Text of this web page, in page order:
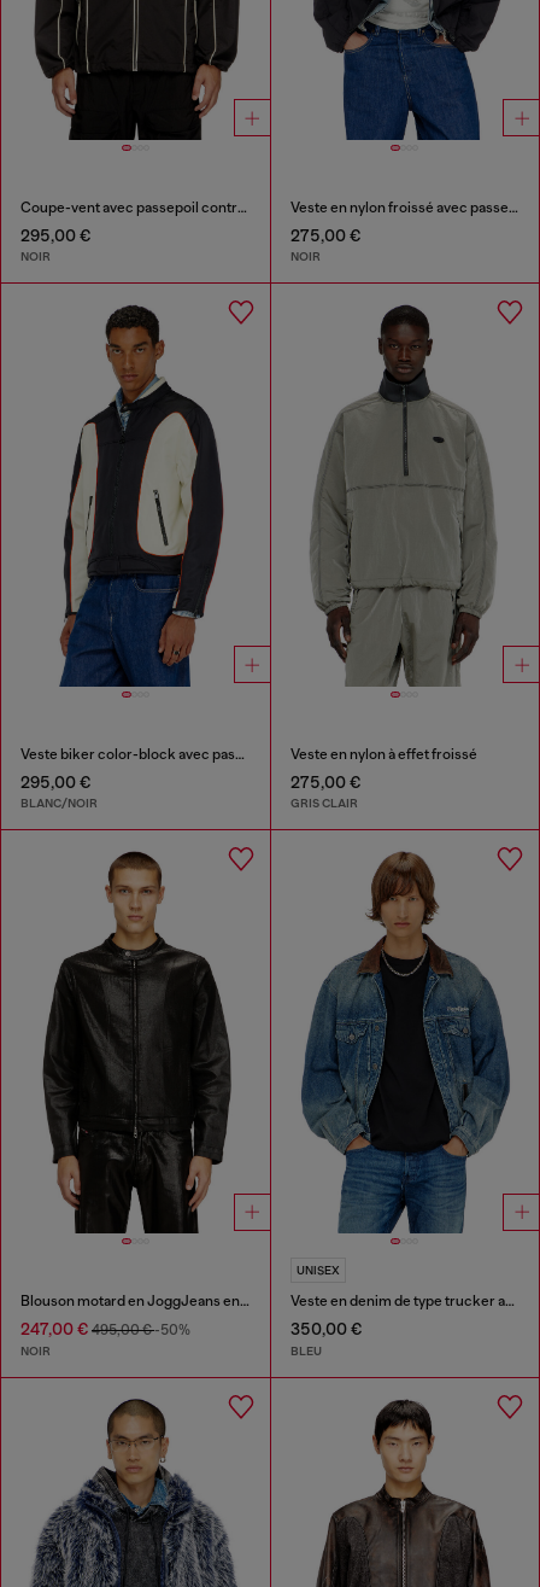
Coupe-vent avec passepoil contrasté
295,00 €
NOIR
Veste en nylon froissé avec passepoil
275,00 €
NOIR
Veste biker color-block avec passepoil
295,00 €
BLANC/NOIR
Veste en nylon à effet froissé
275,00 €
GRIS CLAIR
Blouson motard en JoggJeans enduit brillant
247,00 € 495,00 €-50%
NOIR
UNISEX
Veste en denim de type trucker avec garnitures en cuir contrastant.
350,00 €
BLEU